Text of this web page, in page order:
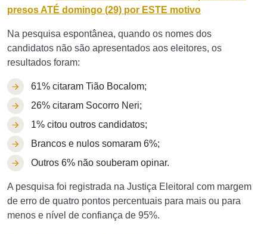
presos ATÉ domingo (29) por ESTE motivo
Na pesquisa espontânea, quando os nomes dos
candidatos não são apresentados aos eleitores, os
resultados foram:
61% citaram Tião Bocalom;
26% citaram Socorro Neri;
1% citou outros candidatos;
Brancos e nulos somaram 6%;
Outros 6% não souberam opinar.
A pesquisa foi registrada na Justiça Eleitoral com margem
de erro de quatro pontos percentuais para mais ou para
menos e nível de confiança de 95%.